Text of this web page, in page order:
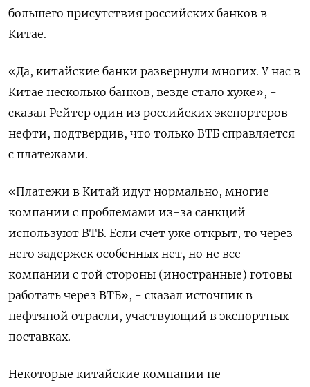
большего присутствия российских банков в
Китае.
«Да, китайские банки развернули многих. У нас в
Китае несколько банков, везде стало хуже», -
сказал Рейтер один из российских экспортеров
нефти, подтвердив, что только ВТБ справляется
с платежами.
«Платежи в Китай идут нормально, многие
компании с проблемами из-за санкций
используют ВТБ. Если счет уже открыт, то через
него задержек особенных нет, но не все
компании с той стороны (иностранные) готовы
работать через ВТБ», - сказал источник в
нефтяной отрасли, участвующий в экспортных
поставках.
Некоторые китайские компании не